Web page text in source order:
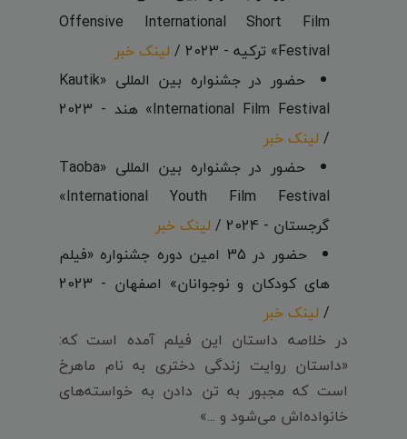
Offensive International Short Film
Festival» ترکیه - 2023 /
لینک خبر
حضور در جشنواره بین المللی «Kautik
International Film Festival» هند - 2023
/ لینک خبر
حضور در جشنواره بین المللی «Taoba
International Youth Film Festival»
گرجستان - 2024 /
لینک خبر
حضور در 35 امین دوره جشنواره «فیلم
های کودکان و نوجوانان» اصفهان - 2023
/ لینک خبر
در خلاصه داستان این فیلم آمده است که:
«داستان روایت زندگی دختری به نام ماهرخ
است که مجبور به تن دادن به خواسته‌های
خانواده‌اش می‌شود و ...»